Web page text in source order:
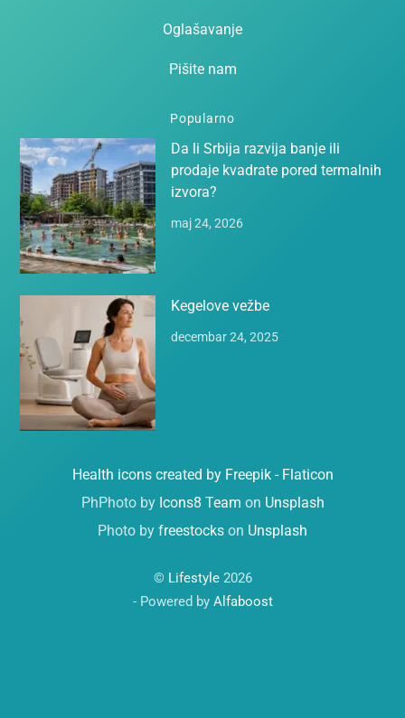
Oglašavanje
Pišite nam
Popularno
Da li Srbija razvija banje ili
prodaje kvadrate pored termalnih
izvora?
maj 24, 2026
Kegelove vežbe
decembar 24, 2025
Health icons created by Freepik - Flaticon
PhPhoto by Icons8 Team on Unsplash
Photo by freestocks on Unsplash
© Lifestyle2026
- Powered by Alfaboost